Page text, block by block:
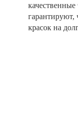
качественные
гарантируют,
красок на